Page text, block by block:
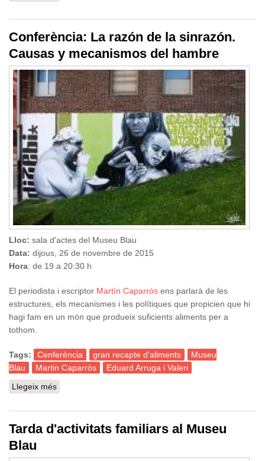
Conferència: La razón de la sinrazón.
Causas y mecanismos del hambre
Lloc: sala d'actes del Museu Blau
Data: dijous, 26 de novembre de 2015
Hora: de 19 a 20:30 h
El periodista i escriptor Martín Caparrós ens parlarà de les
estructures, els mecanismes i les polítiques que propicien que hi
hagi fam en un món que produeix suficients aliments per a
tothom.
Tags: Cenferència gran recapte d'aliments
Museu
Blau
Martin Caparròs
Eduard Arruga i Valeri
Llegeix més
Tarda d'activitats familiars al Museu
Blau